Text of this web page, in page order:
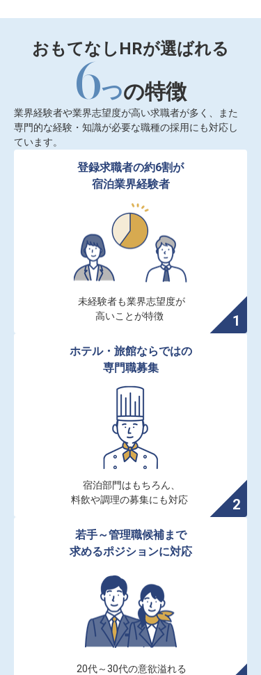
おもてなしHRが選ばれる
6つの特徴
業界経験者や業界志望度が高い求職者が多く、また
専門的な経験・知識が必要な職種の採用にも対応し
ています。
登録求職者の約6割が
宿泊業界経験者
未経験者も業界志望度が
高いことが特徴
ホテル・旅館ならではの
専門職募集
宿泊部門はもちろん、
料飲や調理の募集にも対応
若手～管理職候補まで
求めるポジションに対応
20代～30代の意欲溢れる